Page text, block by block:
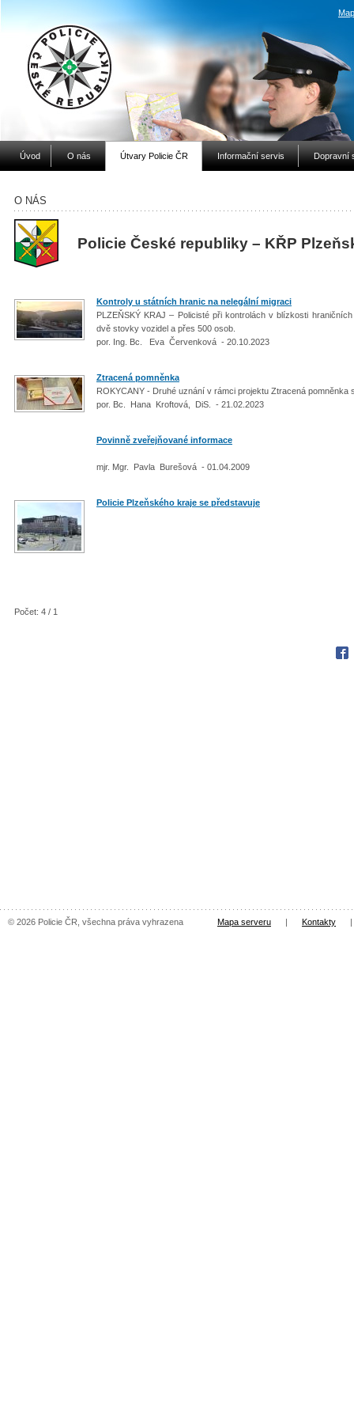
Úvod O nás Útvary Policie ČR Informační servis Dopravní
O NÁS
Policie České republiky – KŘP
Kontroly u státních hranic na nelegální migraci
PLZEŇSKÝ KRAJ – Policisté při kontrolách v blízkosti
dvě stovky vozidel a přes 500 osob.
por. Ing. Bc. Eva Červenková - 20.10.2023
Ztracená pomněnka
ROKYCANY - Druhé uznání v rámci projektu Ztracená
por. Bc. Hana Kroftová, DiS. - 21.02.2023
Povinně zveřejňované informace
mjr. Mgr. Pavla Burešová - 01.04.2009
Policie Plzeňského kraje se představuje
Počet: 4 / 1
© 2026 Policie ČR, všechna práva vyhrazena Mapa serveru | Kontakty |